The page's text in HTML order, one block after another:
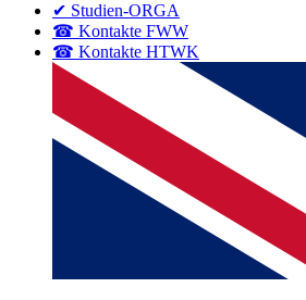
✔ Studien-ORGA
☎ Kontakte FWW
☎ Kontakte HTWK